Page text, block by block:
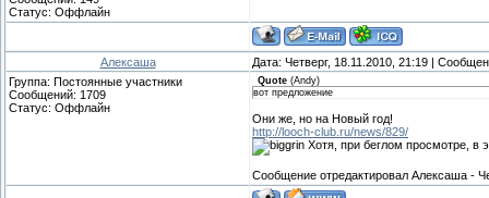
Статус: Оффлайн
Алексаша
Дата: Четверг, 18.11.2010, 21:19 |
Группа: Постоянные участники
Сообщений: 1709
Статус: Оффлайн
Quote (Andy)
вот предложение
Они же, но на Новый год!
http://looch-club.ru/news/829/
Хотя, при беглом просмотре, в
Сообщение отредактировал Алексаша -